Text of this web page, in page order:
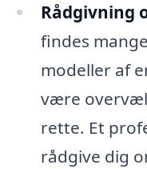
Rådgivning
findes
modeller af
være
rette. Et
rådgive dig